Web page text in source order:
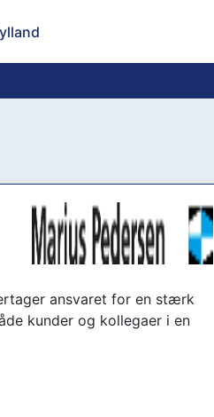
ansvaret for en stærk
kunder og kollegaer i en